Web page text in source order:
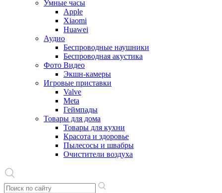
Умные часы
Apple
Xiaomi
Huawei
Аудио
Беспроводные наушники
Беспроводная акустика
Фото Видео
Экшн-камеры
Игровые приставки
Valve
Meta
Геймпады
Товары для дома
Товары для кухни
Красота и здоровье
Пылесосы и швабры
Очистители воздуха